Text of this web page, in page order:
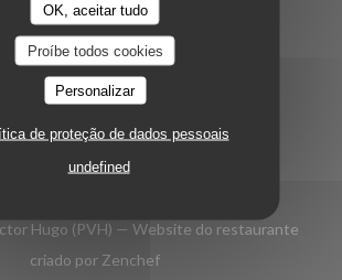
OK, aceitar tudo
Proíbe todos cookies
Personalizar
de proteção de dados pessoais
undefined
MESA
Hugo (PVH) — Website do restaurante
criado por Zenchef((abre numa nova janela))